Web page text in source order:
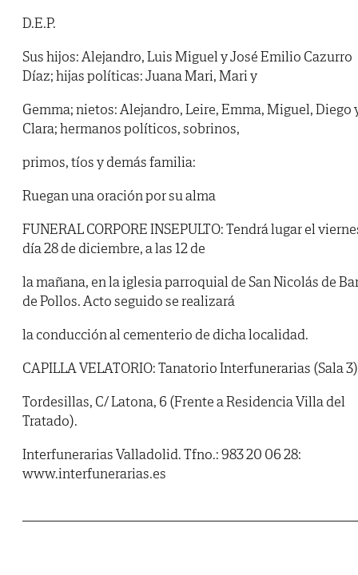
D.E.P.
Sus hijos: Alejandro, Luis Miguel y José Emilio Cazurro
Díaz; hijas políticas: Juana Mari, Mari y
Gemma; nietos: Alejandro, Leire, Emma, Miguel, Diego
Clara; hermanos políticos, sobrinos,
primos, tíos y demás familia:
Ruegan una oración por su alma
FUNERAL CORPORE INSEPULTO: Tendrá lugar el
día 28 de diciembre, a las 12 de
la mañana, en la iglesia parroquial de San Nicolás de
de Pollos. Acto seguido se realizará
la conducción al cementerio de dicha localidad.
CAPILLA VELATORIO: Tanatorio Interfunerarias (Sala
Tordesillas, C/ Latona, 6 (Frente a Residencia Villa del
Tratado).
Interfunerarias Valladolid. Tfno.: 983 20 06 28:
www.interfunerarias.es